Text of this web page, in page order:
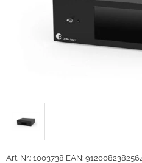
Art. Nr.: 1003738 EAN: